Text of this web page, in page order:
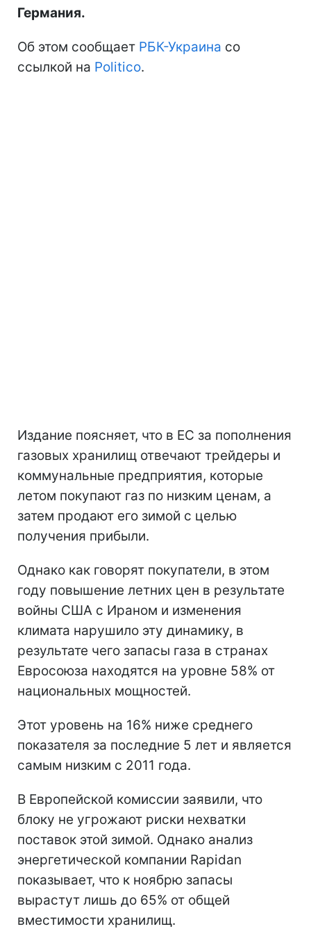
Германия.
Об этом сообщает РБК-Украина со
ссылкой на Politico.
Издание поясняет, что в ЕС за пополнения
газовых хранилищ отвечают трейдеры и
коммунальные предприятия, которые
летом покупают газ по низким ценам, а
затем продают его зимой с целью
получения прибыли.
Однако как говорят покупатели, в этом
году повышение летних цен в результате
войны США с Ираном и изменения
климата нарушило эту динамику, в
результате чего запасы газа в странах
Евросоюза находятся на уровне 58% от
национальных мощностей.
Этот уровень на 16% ниже среднего
показателя за последние 5 лет и является
самым низким с 2011 года.
В Европейской комиссии заявили, что
блоку не угрожают риски нехватки
поставок этой зимой. Однако анализ
энергетической компании Rapidan
показывает, что к ноябрю запасы
вырастут лишь до 65% от общей
вместимости хранилищ.